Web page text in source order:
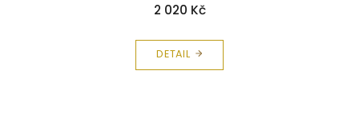
2 020 Kč
DETAIL